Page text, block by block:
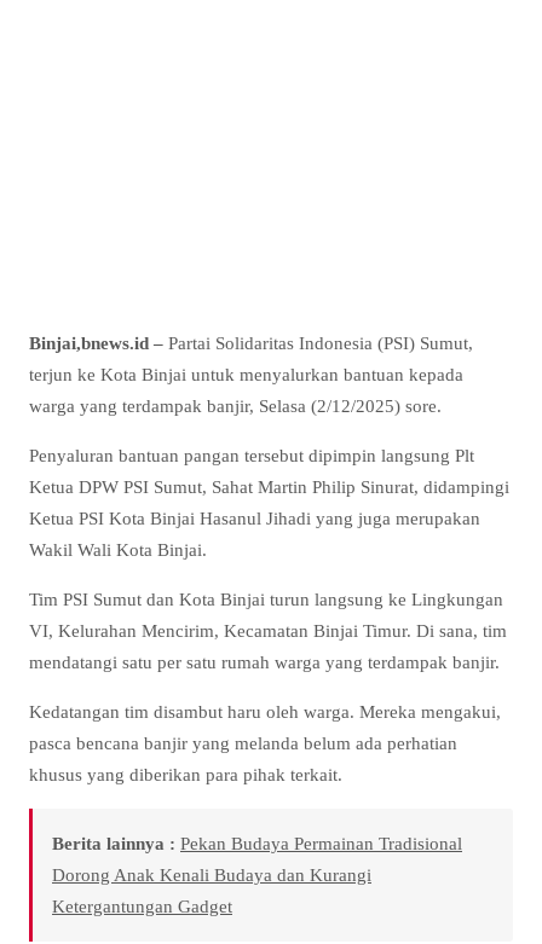
Binjai,bnews.id – Partai Solidaritas Indonesia (PSI) Sumut,
terjun ke Kota Binjai untuk menyalurkan bantuan kepada
warga yang terdampak banjir, Selasa (2/12/2025) sore.
Penyaluran bantuan pangan tersebut dipimpin langsung Plt
Ketua DPW PSI Sumut, Sahat Martin Philip Sinurat, didampingi
Ketua PSI Kota Binjai Hasanul Jihadi yang juga merupakan
Wakil Wali Kota Binjai.
Tim PSI Sumut dan Kota Binjai turun langsung ke Lingkungan
VI, Kelurahan Mencirim, Kecamatan Binjai Timur. Di sana, tim
mendatangi satu per satu rumah warga yang terdampak banjir.
Kedatangan tim disambut haru oleh warga. Mereka mengakui,
pasca bencana banjir yang melanda belum ada perhatian
khusus yang diberikan para pihak terkait.
Berita lainnya : Pekan Budaya Permainan Tradisional
Dorong Anak Kenali Budaya dan Kurangi
Ketergantungan Gadget